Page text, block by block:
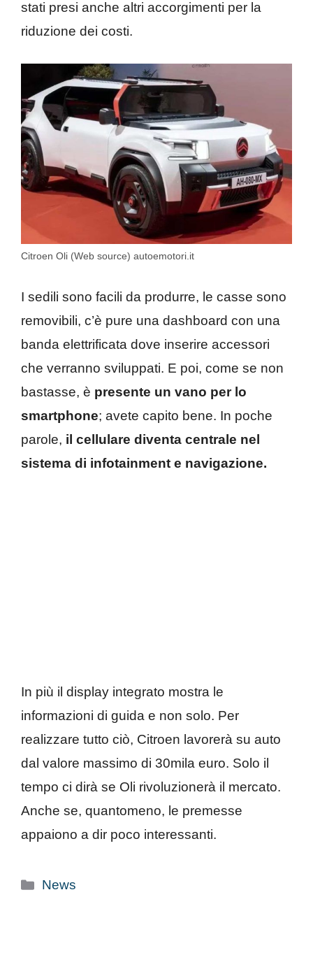
stati presi anche altri accorgimenti per la
riduzione dei costi.
Citroen Oli (Web source) autoemotori.it
I sedili sono facili da produrre, le casse sono
removibili, c’è pure una dashboard con una
banda elettrificata dove inserire accessori
che verranno sviluppati. E poi, come se non
bastasse, è presente un vano per lo
smartphone; avete capito bene. In poche
parole, il cellulare diventa centrale nel
sistema di infotainment e navigazione.
In più il display integrato mostra le
informazioni di guida e non solo. Per
realizzare tutto ciò, Citroen lavorerà su auto
dal valore massimo di 30mila euro. Solo il
tempo ci dirà se Oli rivoluzionerà il mercato.
Anche se, quantomeno, le premesse
appaiono a dir poco interessanti.
Categorie
News